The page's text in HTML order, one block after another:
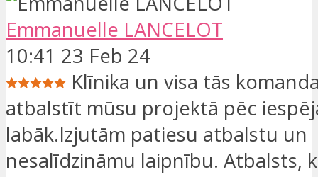
Emmanuelle LANCELOT
10:41 23 Feb 24
Klīnika un visa tās
atbalstīt mūsu projektā pēc
labāk.Izjutām patiesu atbalstu un
nesalīdzināmu laipnību. Atbalsts,